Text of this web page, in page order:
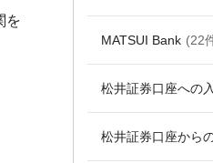
MATSUI Bank (22
松井証券口座への
松井証券口座から
を